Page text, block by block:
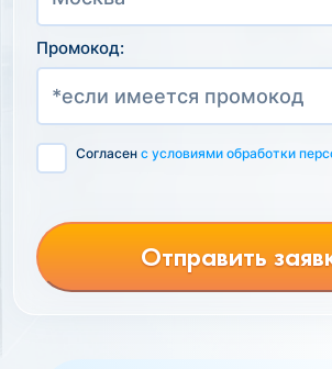
Промокод:
Согласен с условиями обработки
Отправить